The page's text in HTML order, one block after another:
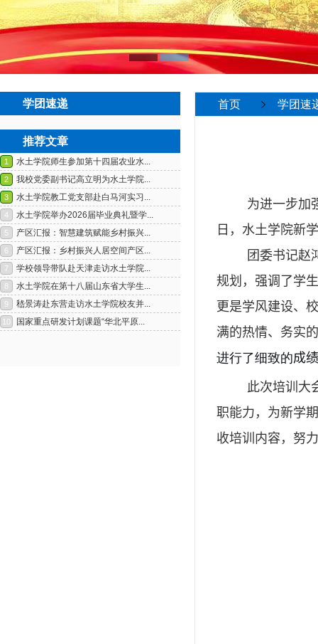
学团速递
推荐文章
首页 学团速
为进一步加
日，水土学院新
团委书记赵
规划，强调了学
更是学风建设、
满的热情、务实
进行了细致的成
此次培训大
职能力，为新学
收培训内容，努